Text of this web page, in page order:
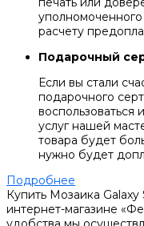
расчету
Подарочный
Если вы стали
подарочного
воспользоваться
услуг нашей
товара будет
нужно будет
Подробнее
Купить Мозаика
интернет-магазине